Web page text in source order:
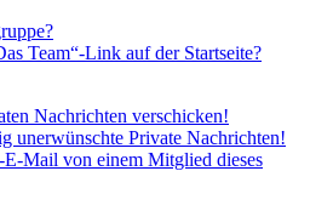
Team“-Link auf der Startseite?
Nachrichten verschicken!
unerwünschte Private Nachrichten!
E-Mail von einem Mitglied dieses